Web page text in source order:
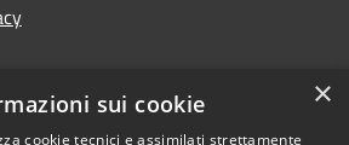
×
sui cookie
cookie tecnici e assimilati strettamente